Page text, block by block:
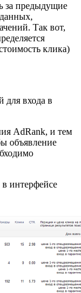
за предыдущие
Так вот,
клика)
для входа в
AdRank, и тем
объявление
интерфейсе